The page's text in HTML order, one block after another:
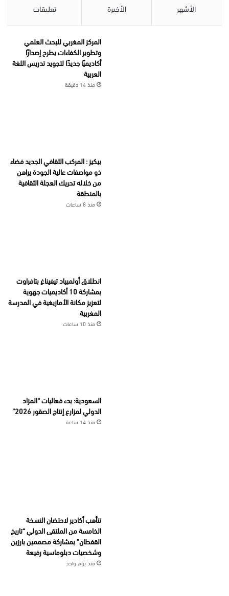
الأشهر الأخيرة تعليقات
المركز المغربي للبحث العلمي
وتطوير الكفاءات يطرح إصدارًا
أكاديميًا جديدًا لتجويد تدريس اللغة
العربية
منذ 14 دقيقة
بيكيز : المركب الثقافي الجديد فضاء
ذو مواصفات عالية الجودة يراهن
من خلاله تحريك العجلة الثقافية
بالمنطقة
منذ 8 ساعات
انطلاق أولمبياد تيفيناغ بتافراوت
بمشاركة 10 أكاديميات جهوية
لتعزيز مكانة الأمازيغية في المدرسة
المغربية
منذ 10 ساعات
السعودية: بدء فعاليات “المزاد
الدولي لمزارع إنتاج الصقور 2026”
منذ 14 ساعة
تتأهب أكادير لاحتضان النسخة
الخامسة من الملتقى الدولي “تاريخ
القفطان” بمشاركة مصممين بارزين
وشخصيات دبلوماسية رفيعة
منذ يوم واحد